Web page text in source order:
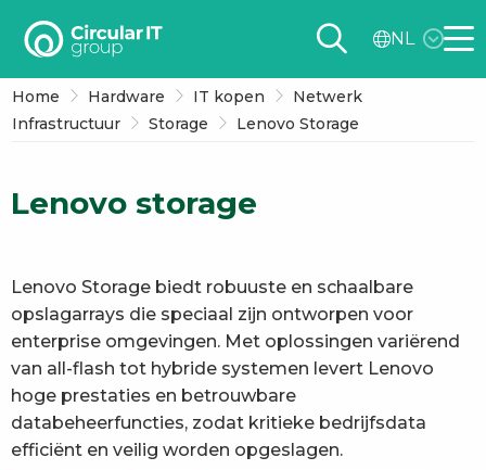
Circular
group
–
NL
Home Hardware IT kopen
Netwerk
Infrastructuur
Storage Lenovo Storage
Lenovo storage
Lenovo Storage biedt robuuste en schaalbare
opslagarrays die speciaal zijn ontworpen voor
enterprise omgevingen. Met oplossingen variërend
van all-flash tot hybride systemen levert Lenovo
hoge prestaties en betrouwbare
databeheerfuncties, zodat kritieke bedrijfsdata
efficiënt en veilig worden opgeslagen.